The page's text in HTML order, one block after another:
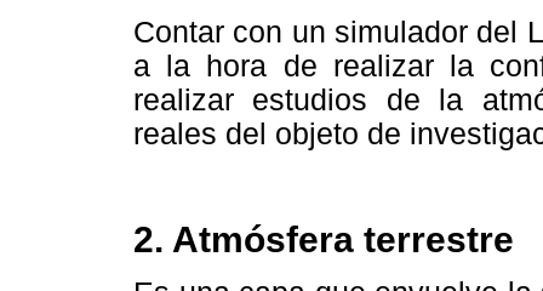
Contar con un simulador del
a la hora de realizar la
realizar estudios de la
reales del objeto de
2. Atmósfera terrestre